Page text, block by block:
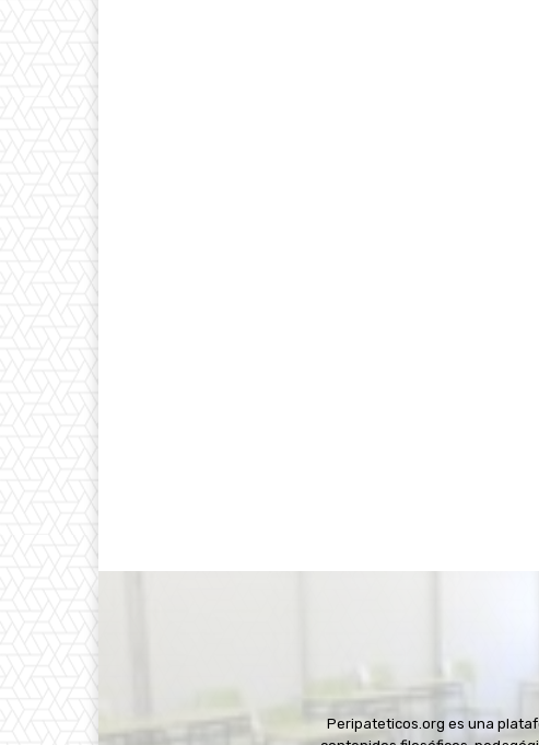
Peripateticos.org es una